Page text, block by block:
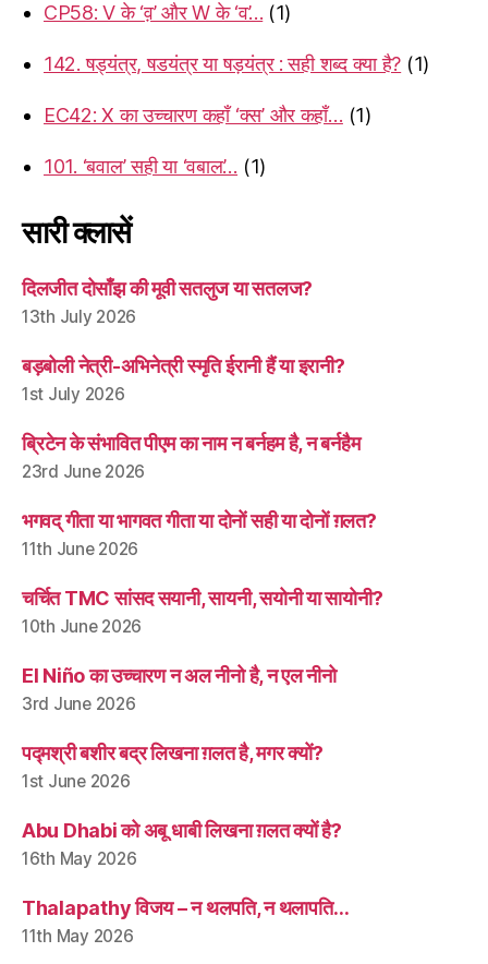
CP58: V के ‘व़’ और W के ‘व’… (1)
142. षड्यंत्र, षडयंत्र या षड़यंत्र : सही शब्द क्या है? (1)
EC42: X का उच्चारण कहाँ ‘क्स’ और कहाँ… (1)
101. ‘बवाल’ सही या ‘वबाल’… (1)
सारी क्लासें
दिलजीत दोसाँझ की मूवी सतलुज या सतलज?
13th July 2026
बड़बोली नेत्री-अभिनेत्री स्मृति ईरानी हैं या इरानी?
1st July 2026
ब्रिटेन के संभावित पीएम का नाम न बर्नहम है, न बर्नहैम
23rd June 2026
भगवद् गीता या भागवत गीता या दोनों सही या दोनों ग़लत?
11th June 2026
चर्चित TMC सांसद सयानी, सायनी, सयोनी या सायोनी?
10th June 2026
El Niño का उच्चारण न अल नीनो है, न एल नीनो
3rd June 2026
पद्मश्री बशीर बद्र लिखना ग़लत है, मगर क्यों?
1st June 2026
Abu Dhabi को अबू धाबी लिखना ग़लत क्यों है?
16th May 2026
Thalapathy विजय – न थलपति, न थलापति…
11th May 2026